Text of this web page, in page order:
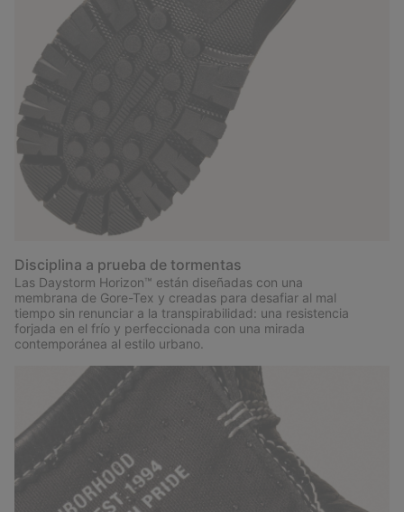
Disciplina a prueba de tormentas
Las Daystorm Horizon™ están diseñadas con una
membrana de Gore-Tex y creadas para desafiar al mal
tiempo sin renunciar a la transpirabilidad: una resistencia
forjada en el frío y perfeccionada con una mirada
contemporánea al estilo urbano.